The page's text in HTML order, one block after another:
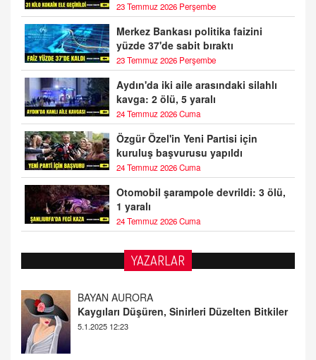
23 Temmuz 2026 Perşembe
Merkez Bankası politika faizini
yüzde 37'de sabit bıraktı
23 Temmuz 2026 Perşembe
Aydın'da iki aile arasındaki silahlı
kavga: 2 ölü, 5 yaralı
24 Temmuz 2026 Cuma
Özgür Özel'in Yeni Partisi için
kuruluş başvurusu yapıldı
24 Temmuz 2026 Cuma
Otomobil şarampole devrildi: 3 ölü,
1 yaralı
24 Temmuz 2026 Cuma
YAZARLAR
DOKTOR CİVANIM
Mastürbasyon ve Tatmin: Bir Keşif Yolculuğu
13.11.2024 22:51